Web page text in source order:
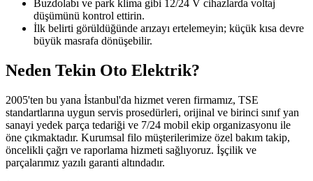
Buzdolabı ve park klima gibi 12/24 V cihazlarda voltaj
düşümünü kontrol ettirin.
İlk belirti görüldüğünde arızayı ertelemeyin; küçük kısa devre
büyük masrafa dönüşebilir.
Neden Tekin Oto Elektrik?
2005'ten bu yana İstanbul'da hizmet veren firmamız, TSE
standartlarına uygun servis prosedürleri, orijinal ve birinci sınıf yan
sanayi yedek parça tedariği ve 7/24 mobil ekip organizasyonu ile
öne çıkmaktadır. Kurumsal filo müşterilerimize özel bakım takip,
öncelikli çağrı ve raporlama hizmeti sağlıyoruz. İşçilik ve
parçalarımız yazılı garanti altındadır.